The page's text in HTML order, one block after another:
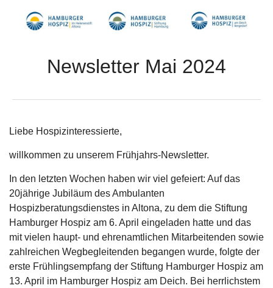
Newsletter Mai 2024
Liebe Hospizinteressierte,
willkommen zu unserem Frühjahrs-Newsletter.
In den letzten Wochen haben wir viel gefeiert: Auf das
20jährige Jubiläum des Ambulanten
Hospizberatungsdienstes in Altona, zu dem die Stiftung
Hamburger Hospiz am 6. April eingeladen hatte und das
mit vielen haupt- und ehrenamtlichen Mitarbeitenden sowie
zahlreichen Wegbegleitenden begangen wurde, folgte der
erste Frühlingsempfang der Stiftung Hamburger Hospiz am
13. April im Hamburger Hospiz am Deich. Bei herrlichstem